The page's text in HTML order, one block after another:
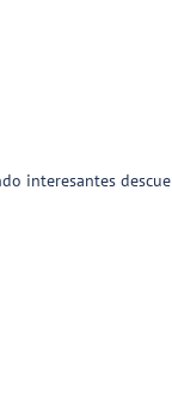
interesantes